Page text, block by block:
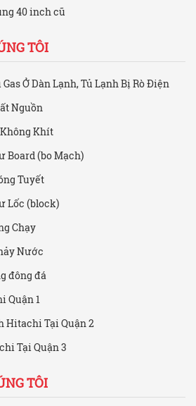
40 inch cũ
TÔI
Ở Dàn Lạnh, Tủ Lạnh Bị Rò Điện
Nguồn
Khít
Board (bo Mạch)
Tuyết
Lốc (block)
Chạy
Nước
đông đá
Quận 1
Hitachi Tại Quận 2
Tại Quận 3
TÔI